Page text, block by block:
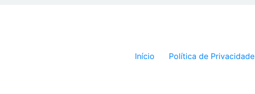
Pular para o conteúdo
Início Política de Privacidade